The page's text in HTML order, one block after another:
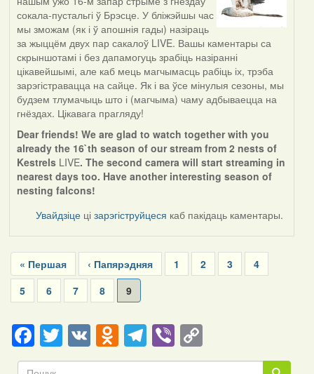
сокала-пустальгі ў Брэсце. У бліжэйшы час
мы зможам (як і ў апошнія гады) назіраць
за жыццём двух пар сакалоў LIVE. Вашы каментары са
скрыншотамі і без дапамогуць зрабіць назіранні
цікавейшымі, але каб мець магчымасць рабіць іх, трэба
зарэгістравацца на сайце. Як і ва ўсе мінулыя сезоны, мы
будзем тлумачыць што і (магчыма) чаму адбываецца на
гнёздах. Цікавага прагляду!
Dear friends! We are glad to watch together with you
already the 16`th season of our stream from 2 nests of
KestrelsLIVE. The second camera will start streaming in
nearest days too. Have another interesting season of
nesting falcons!
Увайдзіце цізарэгіструйцеся каб пакідаць каментары.
Pagination
First
page
« Першая
Previous
page
‹ Папярэдняя Page
1 Page
2 Page
3 Page
4
Page
5 Page
6 Page
7 Page
8
Current
page
9
Facebook
Twitter
VKOdnoklassniki
Telegram
ViberCopy
Link Пошук